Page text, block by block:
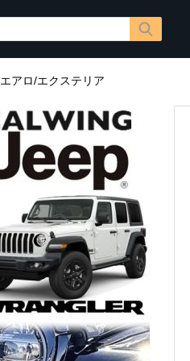
エアロ/エクステリア